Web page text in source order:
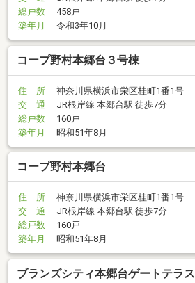
総戸数
458戸
築年月
令和3年10月
コープ野村本郷台３号棟
住 所
神奈川県横浜市栄区桂町1番1号
交 通
JR根岸線 本郷台駅 徒歩7分
総戸数
160戸
築年月
昭和51年8月
コープ野村本郷台
住 所
神奈川県横浜市栄区桂町1番1号
交 通
JR根岸線 本郷台駅 徒歩7分
総戸数
160戸
築年月
昭和51年8月
ブランズシティ本郷台ゲートテラス